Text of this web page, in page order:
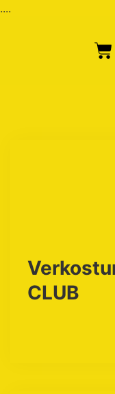
....
CLUB